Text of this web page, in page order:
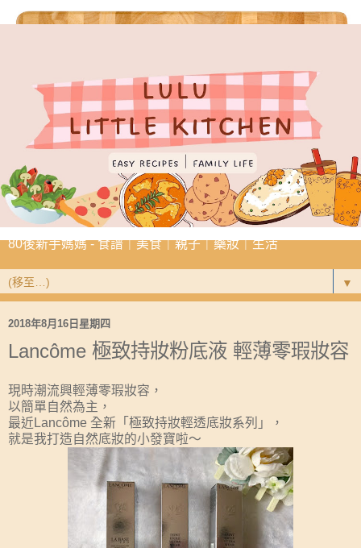
80後新手媽媽 - 食譜｜美食｜親子｜藥妝｜生活
▼
2018年8月16日星期四
Lancôme 極致持妝粉底液 輕薄零瑕妝容
現時潮流興輕薄零瑕妝容，
以簡單自然為主，
最近Lancôme 全新「極致持妝輕透底妝系列」，
就是我打造自然底妝的小發寶啦～